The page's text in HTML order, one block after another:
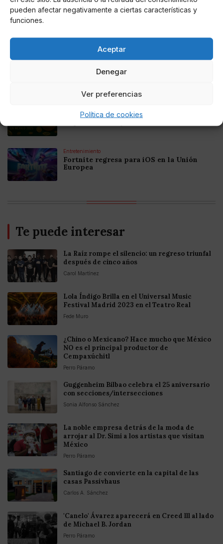
pueden afectar negativamente a ciertas características y
funciones.
Aceptar
Denegar
Ver preferencias
Política de cookies
Online Casino
Mejores Casinos Online con Bitcoin y
Criptomonedas en Argentina 2025
Mejores casinos online con
Entretenimiento
Fortnite regresa para iOS en la Unión
Europea
Te puede interesar
La Raíz rompe el silencio: un regreso triunfal
después de cinco años
Carol Martínez
Lola Índigo Brilla en el Universal Music
Festival Madrid 2023 en el Teatro Real
Fede Muro
¿Chino o Mexicano? Hace mucho que México
NO es el principal productor de
Cempaxúchitl
Perro Páramo
Guggenheim Bilbao celebra el 25 aniversario
con secciones/intersecciones
Sonia Alfonso Sánchez
La noble empresa detrás de la moda de
arrojar al Dr. Simi a los artistas que visitan
México
Perro Páramo
Santiago de convierte en la capital de las
casas Passivhaus
Carlos A. Sánchez
'Canelo' Ávarez aparecerá en Creed lll al lado
de Michael B. Jordan
Perro Páramo